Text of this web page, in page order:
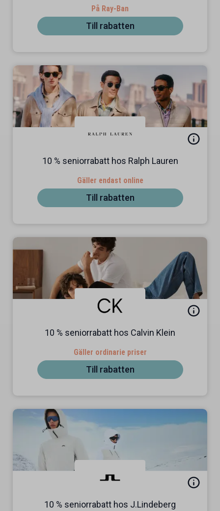
På Ray-Ban
Till rabatten
10 % seniorrabatt hos Ralph Lauren
Gäller endast online
Till rabatten
10 % seniorrabatt hos Calvin Klein
Gäller ordinarie priser
Till rabatten
10 % seniorrabatt hos J.Lindeberg